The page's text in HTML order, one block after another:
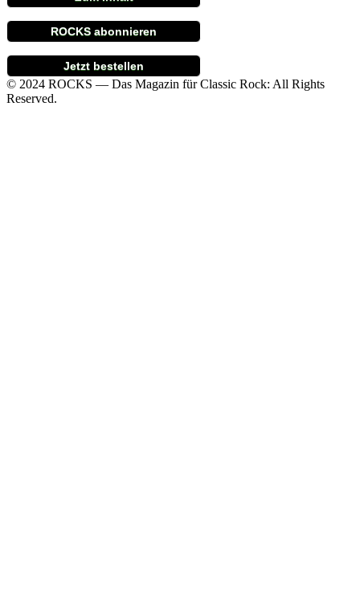
ROCKS abonnieren
Jetzt bestellen
© 2024 ROCKS — Das Magazin für Classic Rock: All Rights
Reserved.